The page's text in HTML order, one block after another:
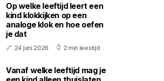
Op welke leeftijd leert een
kind klokkijken op een
analoge klok en hoe oefen
je dat
24 juni 2026 2 min leestijd
Vanaf welke leeftijd mag je